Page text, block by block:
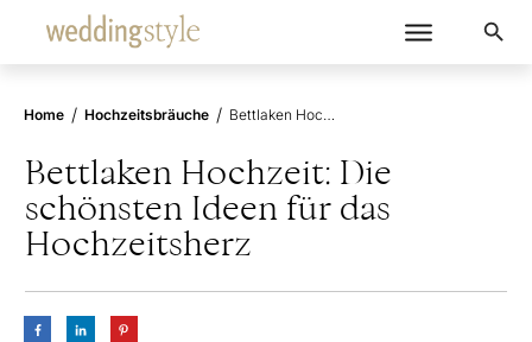
Home / Hochzeitsbräuche / Bettlaken Hochzeit: Die schönsten Ideen für das Hochzeitsherz
Bettlaken Hochzeit: Die
schönsten Ideen für das
Hochzeitsherz